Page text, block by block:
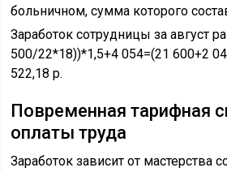
больничном, сумма которого
Заработок сотрудницы за август
500/22*18))*1,5+4 054=(21 600+2
522,18 р.
Повременная тарифная
оплаты труда
Заработок зависит от мастерства